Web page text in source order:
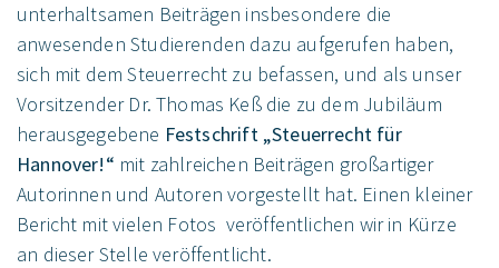
unterhaltsamen Beiträgen insbesondere die
anwesenden Studierenden dazu aufgerufen haben,
sich mit dem Steuerrecht zu befassen, und als unser
Vorsitzender Dr. Thomas Keß die zu dem Jubiläum
herausgegebene Festschrift „Steuerrecht für
Hannover!“ mit zahlreichen Beiträgen großartiger
Autorinnen und Autoren vorgestellt hat. Einen kleiner
Bericht mit vielen Fotos veröffentlichen wir in Kürze
an dieser Stelle veröffentlicht.